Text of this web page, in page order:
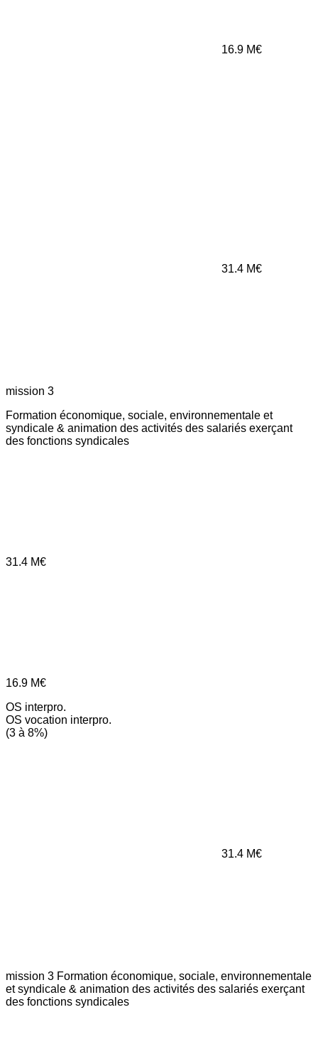
16.9 M€
31.4 M€
mission 3
Formation économique, sociale, environnementale et
syndicale & animation des activités des salariés exerçant
des fonctions syndicales
31.4 M€
16.9 M€
OS interpro.
OS vocation interpro.
(3 à 8%)
31.4 M€
mission 3 Formation économique, sociale, environnementale
et syndicale & animation des activités des salariés exerçant
des fonctions syndicales